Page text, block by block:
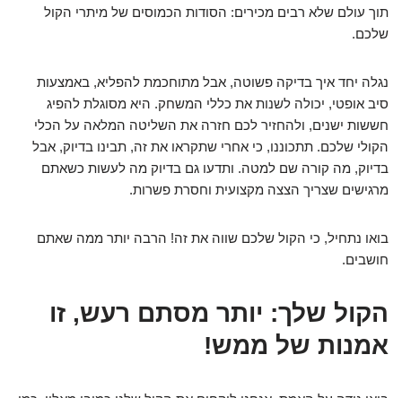
תוך עולם שלא רבים מכירים: הסודות הכמוסים של מיתרי הקול
שלכם.
נגלה יחד איך בדיקה פשוטה, אבל מתוחכמת להפליא, באמצעות
סיב אופטי, יכולה לשנות את כללי המשחק. היא מסוגלת להפיג
חששות ישנים, ולהחזיר לכם חזרה את השליטה המלאה על הכלי
הקולי שלכם. תתכוננו, כי אחרי שתקראו את זה, תבינו בדיוק, אבל
בדיוק, מה קורה שם למטה. ותדעו גם בדיוק מה לעשות כשאתם
מרגישים שצריך הצצה מקצועית וחסרת פשרות.
בואו נתחיל, כי הקול שלכם שווה את זה! הרבה יותר ממה שאתם
חושבים.
הקול שלך: יותר מסתם רעש, זו
אמנות של ממש!